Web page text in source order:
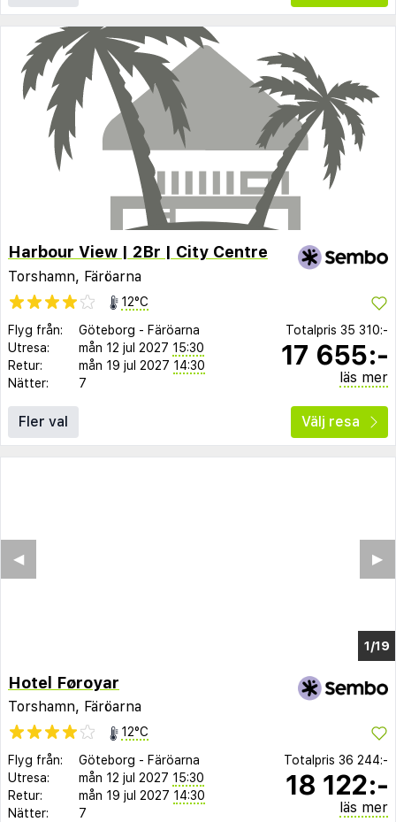
Harbour View | 2Br | City Centre
Torshamn, Färöarna
12°C
Flyg från:
Göteborg - Färöarna
Utresa:
mån 12 jul 2027 15:30
Retur:
mån 19 jul 2027 14:30
Nätter:
7
Totalpris 35 310:-
17 655:-
läs mer
Fler val Välj resa
1/7
▶︎
◀︎
Hotel Føroyar
Torshamn, Färöarna
12°C
Flyg från:
Göteborg - Färöarna
Utresa:
mån 12 jul 2027 15:30
Retur:
mån 19 jul 2027 14:30
Nätter:
7
Totalpris 36 244:-
18 122:-
läs mer